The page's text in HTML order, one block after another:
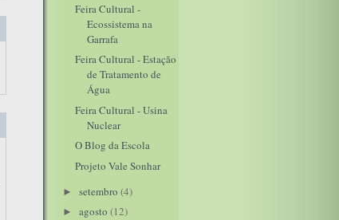
Feira Cultural -
Ecossistema na
Garrafa
Feira Cultural - Estação
de Tratamento de
Água
Feira Cultural - Usina
Nuclear
O Blog da Escola
Projeto Vale Sonhar
► setembro (4)
► agosto (12)